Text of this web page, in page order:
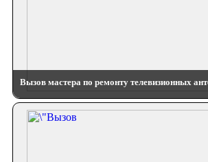
Вызов мастера по ремонту телевизионных